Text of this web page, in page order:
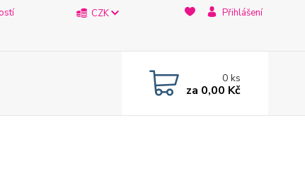
CZK Přihlášení
0ks
za 0,00 Kč